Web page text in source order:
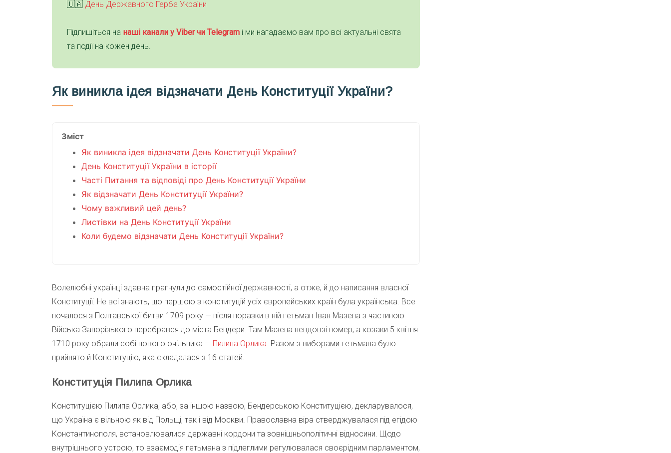
🇺🇦 День Державного Герба України
Підпишіться на наші канали у Viber чи Telegram і ми нагадаємо вам про всі актуальні свята
та події на кожен день.
Як виникла ідея відзначати День Конституції України?
Зміст
Як виникла ідея відзначати День Конституції України?
День Конституції України в історії
Часті Питання та відповіді про День Конституції України
Як відзначати День Конституції України?
Чому важливий цей день?
Листівки на День Конституції України
Коли будемо відзначати День Конституції України?
Волелюбні українці здавна прагнули до самостійної державності, а отже, й до написання власної
Конституції. Не всі знають, що першою з конституцій усіх європейських країн була українська. Все
почалося з Полтавської битви 1709 року — після поразки в ній гетьман Іван Мазепа з частиною
Війська Запорізького перебрався до міста Бендери. Там Мазепа невдовзі помер, а козаки 5 квітня
1710 року обрали собі нового очільника — Пилипа Орлика. Разом з виборами гетьмана було
прийнято й Конституцію, яка складалася з 16 статей.
Конституція Пилипа Орлика
Конституцією Пилипа Орлика, або, за іншою назвою, Бендерською Конституцією, декларувалося,
що Україна є вільною як від Польщі, так і від Москви. Православна віра стверджувалася під егідою
Константинополя, встановлювалися державні кордони та зовнішньополітичні відносини. Щодо
внутрішнього устрою, то взаємодія гетьмана з підлеглими регулювалася своєрідним парламентом,